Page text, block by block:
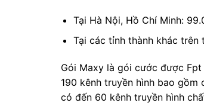
Tại Hà Nội, Hồ Chí Minh:
Tại các tỉnh thành khác
Gói Maxy là gói cước được
190 kênh truyền hình bao
có đến 60 kênh truyền hình